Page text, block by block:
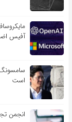
آفیس
است
انجمن